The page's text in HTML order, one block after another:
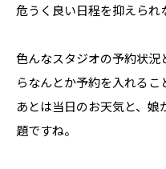
危うく良い日程を抑えられ
色んなスタジオの予約状
らなんとか予約を入れるこ
あとは当日のお天気と、
題ですね。